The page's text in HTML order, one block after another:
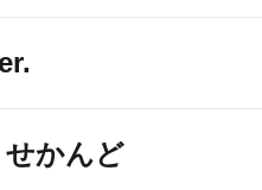
様
かんど